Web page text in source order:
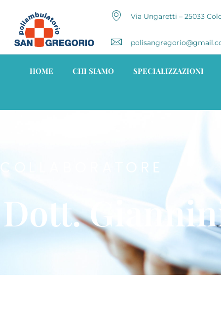
Via Ungaretti – 25033
HOME CHI SIAMO SPECIALIZZAZIONI
COLLABORATORE
Dott.